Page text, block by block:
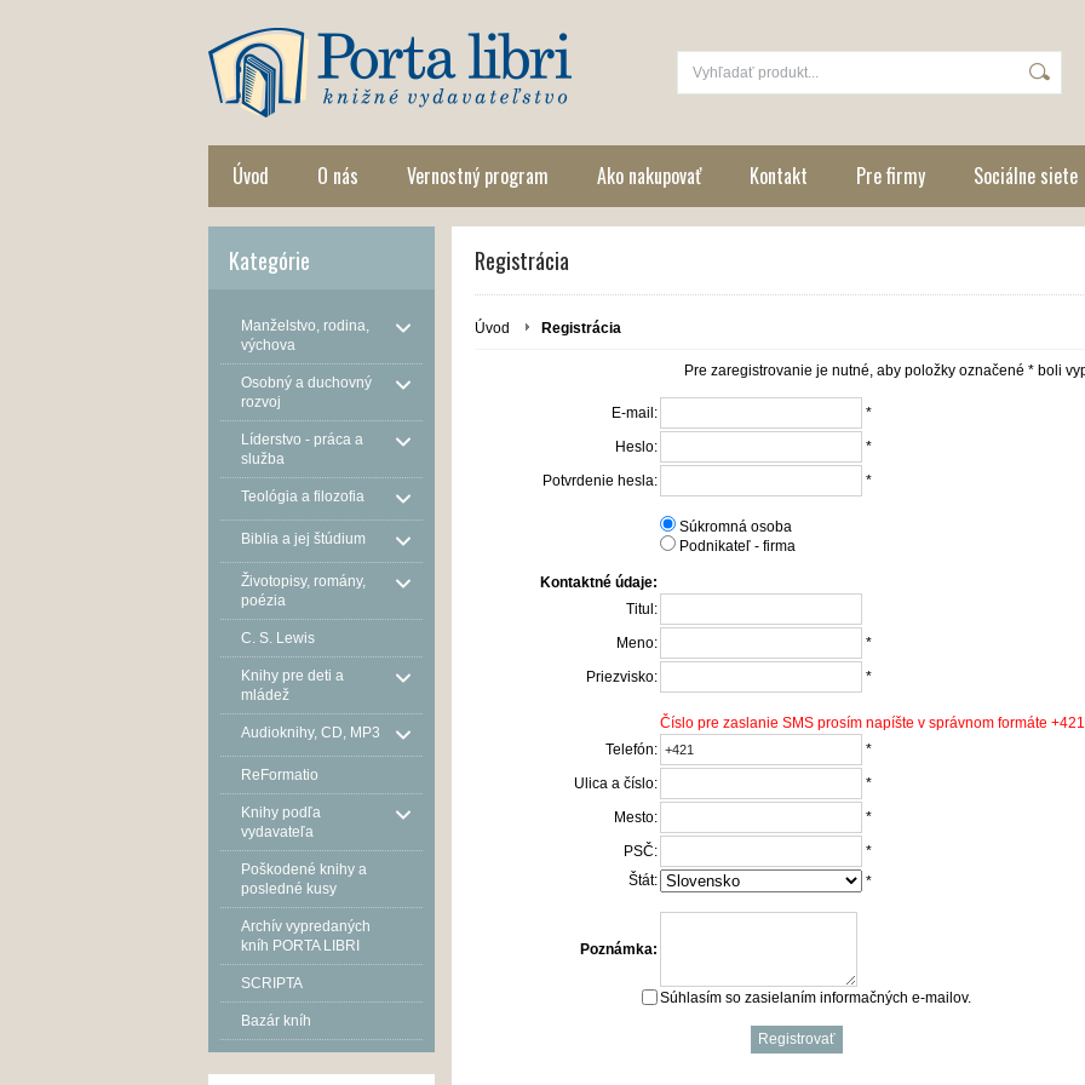
Úvod O nás Vernostný program Ako nakupovať Kontakt Pre firmy Sociálne siete
Kategórie
Manželstvo, rodina,
výchova
Osobný a duchovný
rozvoj
Líderstvo - práca a
služba
Teológia a filozofia
Biblia a jej štúdium
Životopisy, romány,
poézia
C. S. Lewis
Knihy pre deti a
mládež
Audioknihy, CD, MP3
ReFormatio
Knihy podľa
vydavateľa
Poškodené knihy a
posledné kusy
Archív vypredaných
kníh PORTA LIBRI
SCRIPTA
Bazár kníh
Registrácia
Úvod Registrácia
Pre zaregistrovanie je nutné, aby položky označené * boli
E-mail:
*
Heslo:
*
Potvrdenie hesla:
*
Súkromná osoba
Podnikateľ - firma
Kontaktné údaje:
Titul:
Meno:
*
Priezvisko:
*
Číslo pre zaslanie SMS prosím napíšte v správnom formáte
Telefón:
*
Ulica a číslo:
*
Mesto:
*
PSČ:
*
Štát:
*
Poznámka:
Súhlasím so zasielaním informačných e-mailov.